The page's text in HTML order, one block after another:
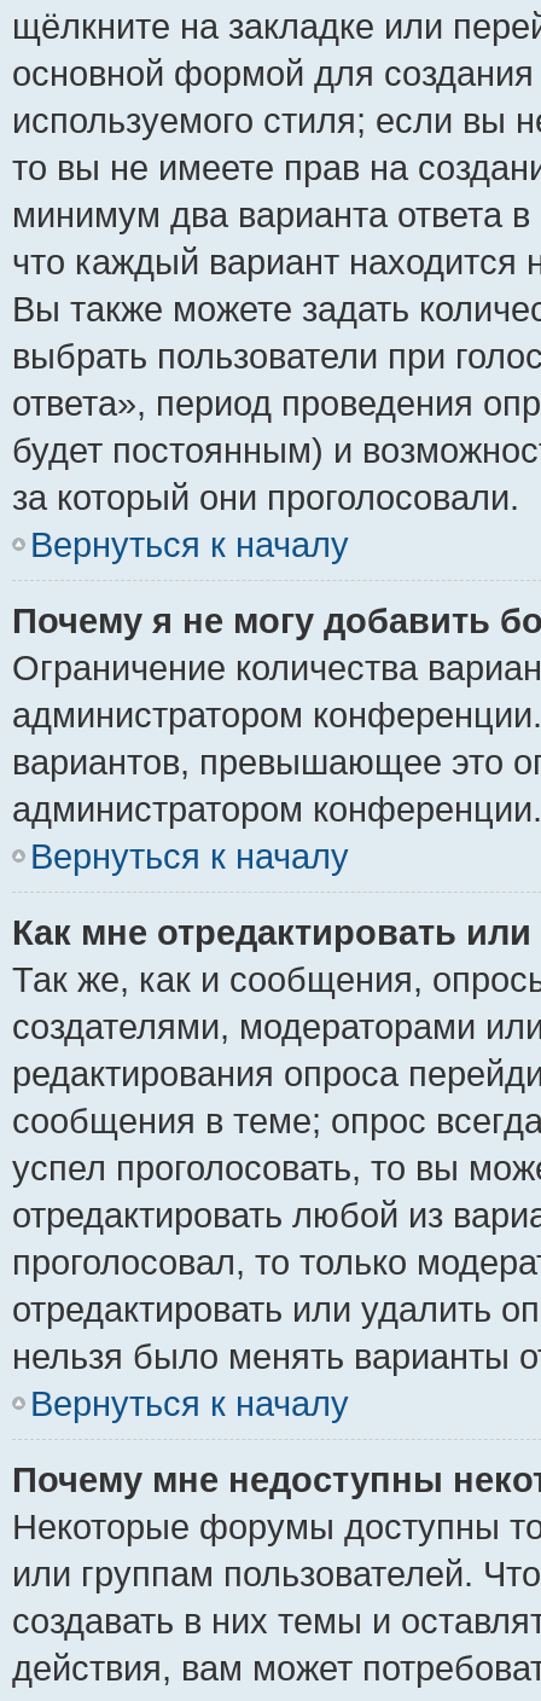
щёлкните на закладке или
основной формой для
используемого стиля; если вы
то вы не имеете прав на
минимум два варианта ответа
что каждый вариант находится
Вы также можете задать
выбрать пользователи при
ответа», период проведения
будет постоянным) и
за который они проголосовали.
Вернуться к началу
Почему я не могу добавить
Ограничение количества
администратором
вариантов, превышающее это
администратором конференции.
Вернуться к началу
Как мне отредактировать
Так же, как и сообщения,
создателями, модераторами
редактирования опроса
сообщения в теме; опрос
успел проголосовать, то вы
отредактировать любой из
проголосовал, то только
отредактировать или удалить
нельзя было менять варианты
Вернуться к началу
Почему мне недоступны
Некоторые форумы доступны
или группам пользователей.
создавать в них темы и
действия, вам может